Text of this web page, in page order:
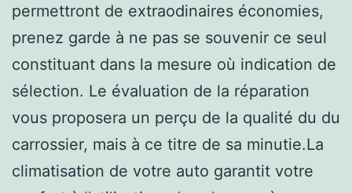
permettront de extraodinaires économies,
prenez garde à ne pas se souvenir ce seul
constituant dans la mesure où indication de
sélection. Le évaluation de la réparation
vous proposera un perçu de la qualité du du
carrossier, mais à ce titre de sa minutie.La
climatisation de votre auto garantit votre